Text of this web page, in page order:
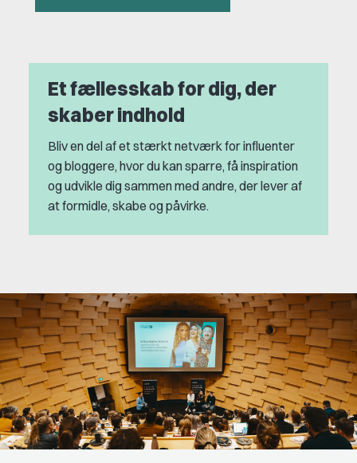
Et fællesskab for dig, der
skaber indhold
Bliv en del af et stærkt netværk for influenter
og bloggere, hvor du kan sparre, få inspiration
og udvikle dig sammen med andre, der lever af
at formidle, skabe og påvirke.